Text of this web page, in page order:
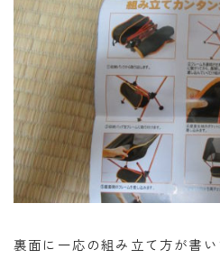
裏面に一応の組み立て方が書い